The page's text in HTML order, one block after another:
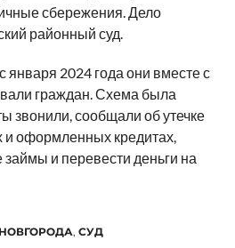
сбережения. Дело
районный суд.
января 2024 года они вместе с
граждан. Схема была
звонили, сообщали об утечке
оформленных кредитах,
и перевести деньги на
, СУД